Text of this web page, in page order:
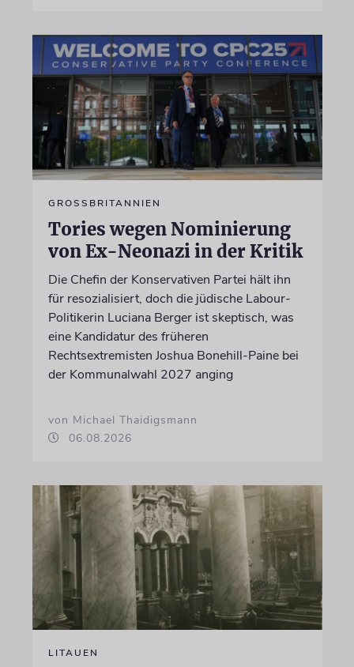
GROSSBRITANNIEN
Tories wegen Nominierung
von Ex-Neonazi in der Kritik
Die Chefin der Konservativen Partei hält ihn
für resozialisiert, doch die jüdische Labour-
Politikerin Luciana Berger ist skeptisch, was
eine Kandidatur des früheren
Rechtsextremisten Joshua Bonehill-Paine bei
der Kommunalwahl 2027 anging
von Michael Thaidigsmann
06.08.2026
LITAUEN